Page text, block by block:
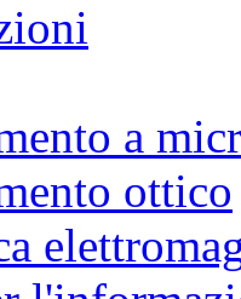
a
ottico